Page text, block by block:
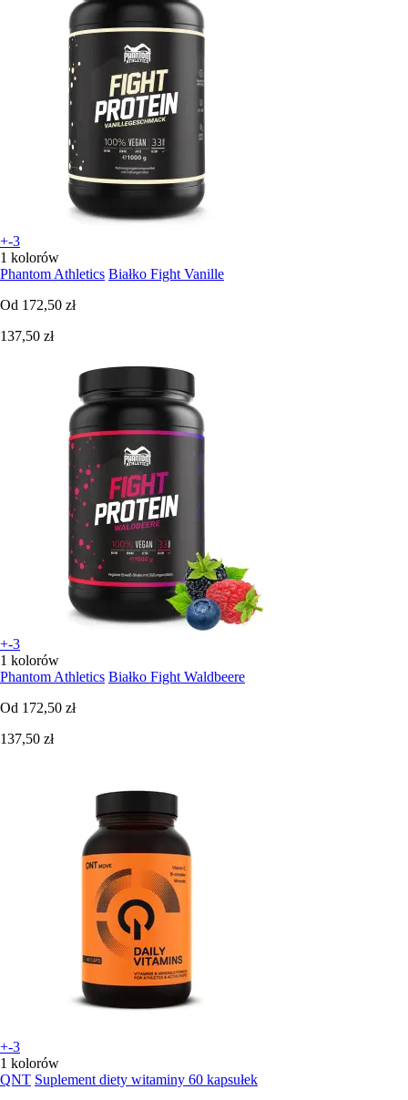
+-3
1 kolorów
Phantom Athletics Białko Fight Vanille
Od 172,50 zł
137,50 zł
+-3
1 kolorów
Phantom Athletics Białko Fight Waldbeere
Od 172,50 zł
137,50 zł
+-3
1 kolorów
QNT Suplement diety witaminy 60 kapsułek